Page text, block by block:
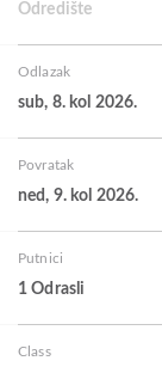
Odredište
Odlazak
sub, 8. kol 2026.
Povratak
ned, 9. kol 2026.
Putnici
1 Odrasli
Class